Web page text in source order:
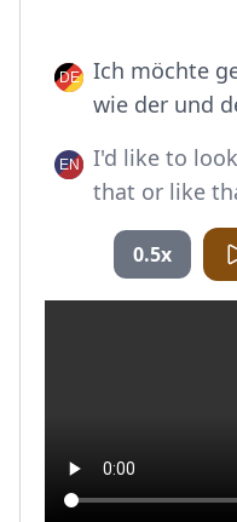
Ich möchte
wie der und
I'd like to
that or like
0.5x